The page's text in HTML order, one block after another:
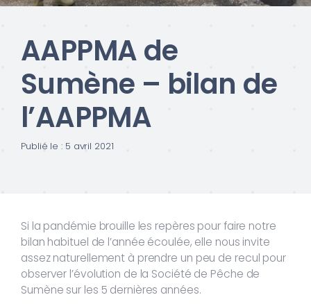
AAPPMA de
Sumène – bilan de
l’AAPPMA
Publié le : 5 avril 2021
Si la pandémie brouille les repères pour faire notre
bilan habituel de l’année écoulée, elle nous invite
assez naturellement à prendre un peu de recul pour
observer l’évolution de la Société de Pêche de
Sumène sur les 5 dernières années.